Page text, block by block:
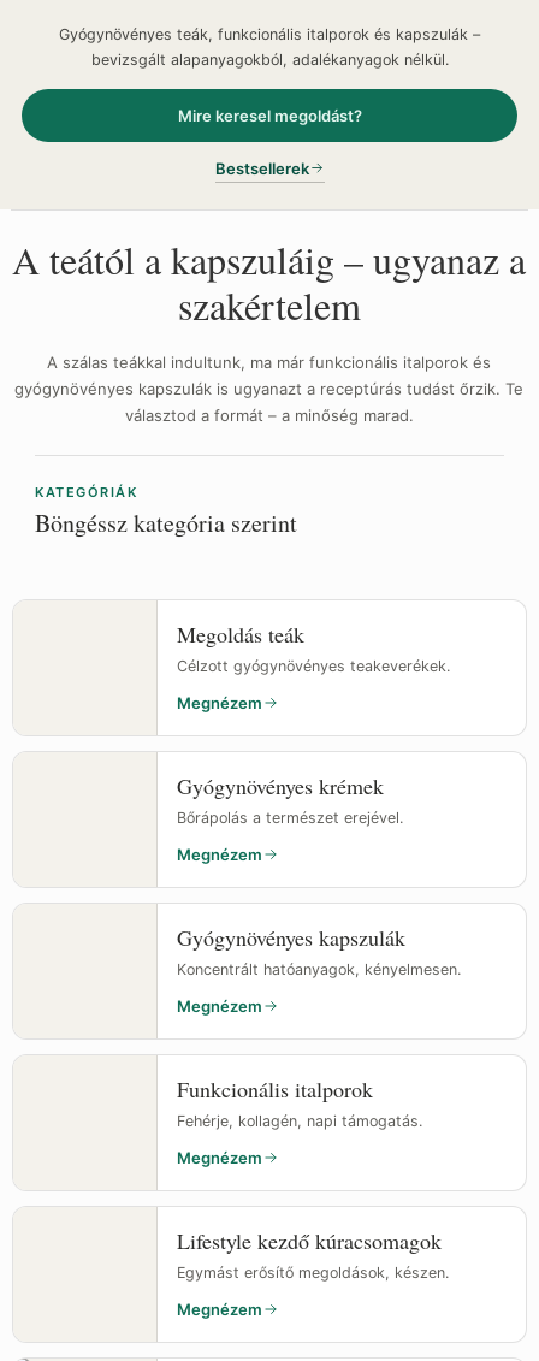
Gyógynövényes teák, funkcionális italporok és kapszulák –
bevizsgált alapanyagokból, adalékanyagok nélkül.
Mire keresel megoldást?
Bestsellerek
A teától a kapszuláig – ugyanaz a
szakértelem
A szálas teákkal indultunk, ma már funkcionális italporok és
gyógynövényes kapszulák is ugyanazt a receptúrás tudást őrzik. Te
választod a formát – a minőség marad.
KATEGÓRIÁK
Böngéssz kategória szerint
Megoldás teák
Célzott gyógynövényes teakeverékek.
Megnézem
Gyógynövényes krémek
Bőrápolás a természet erejével.
Megnézem
Gyógynövényes kapszulák
Koncentrált hatóanyagok, kényelmesen.
Megnézem
Funkcionális italporok
Fehérje, kollagén, napi támogatás.
Megnézem
Lifestyle kezdő kúracsomagok
Egymást erősítő megoldások, készen.
Megnézem